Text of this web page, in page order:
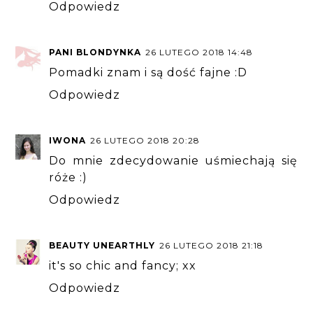
Odpowiedz
PANI BLONDYNKA 26 LUTEGO 2018 14:48
Pomadki znam i są dość fajne :D
Odpowiedz
IWONA 26 LUTEGO 2018 20:28
Do mnie zdecydowanie uśmiechają się
róże :)
Odpowiedz
BEAUTY UNEARTHLY 26 LUTEGO 2018 21:18
it's so chic and fancy; xx
Odpowiedz